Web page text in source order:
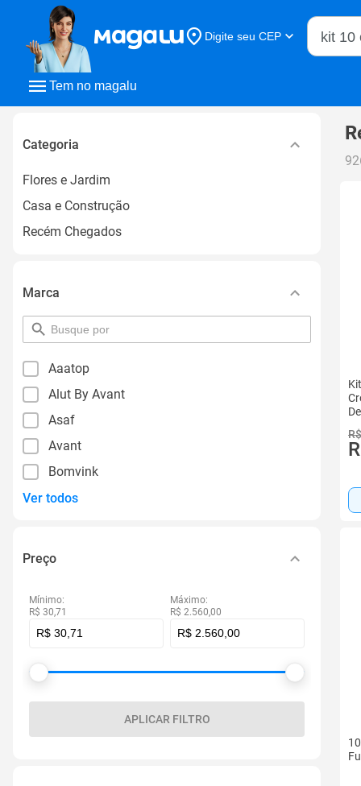
Tem no magalu
Digite seu CEP
Buscar
Categoria
Flores e Jardim
Casa e Construção
Recém Chegados
Marca
pesquisar
por
Aaatop
Alut By Avant
Asaf
Avant
Bomvink
Ver todos
Preço
Mínimo:
R$ 30,71
Máximo:
R$ 2.560,00
APLICAR FILTRO